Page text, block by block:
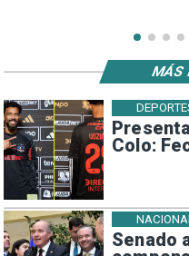
Colo:
Senado
NACIONAL
MÁS